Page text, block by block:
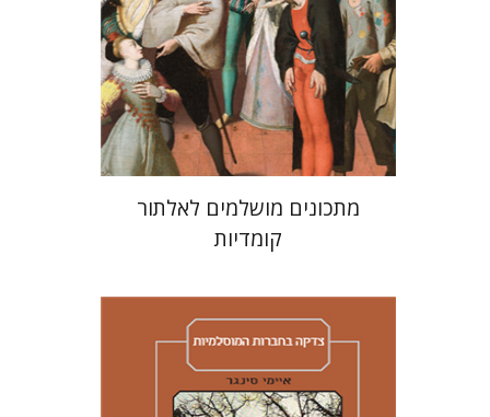
הנחת אתר ספר מודפס
$42
$38
מתכונים מושלמים לאלתור
קומדיות
איימי סינגר
יצחק חן
אבנר גלעדי
מירי
אליאב-פלדון
רענן ריין
דורון מגן